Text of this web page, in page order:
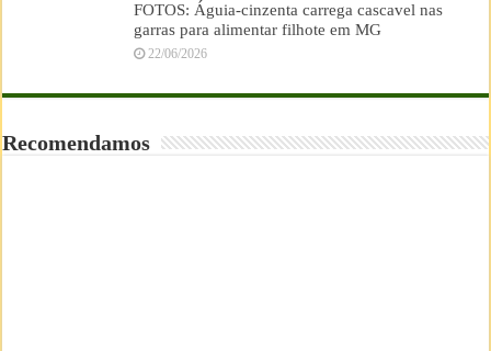
FOTOS: Águia-cinzenta carrega cascavel nas
garras para alimentar filhote em MG
22/06/2026
Recomendamos